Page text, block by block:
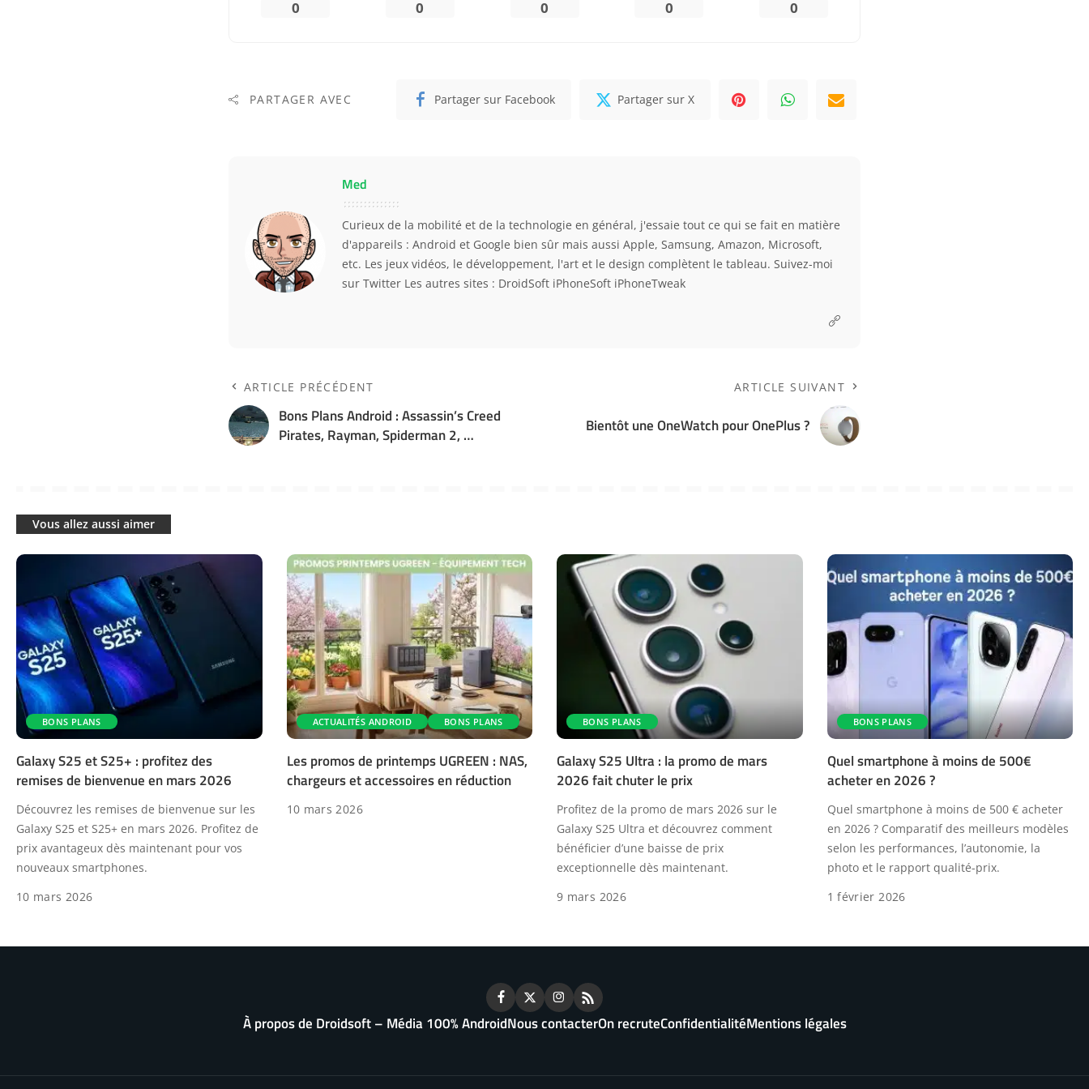
0 0 0 0 0
PARTAGER AVEC Partager sur Facebook Partager sur X
Med
Curieux de la mobilité et de la technologie en général, j'essaie tout ce qui se fait en matière
d'appareils : Android et Google bien sûr mais aussi Apple, Samsung, Amazon, Microsoft,
etc. Les jeux vidéos, le développement, l'art et le design complètent le tableau. Suivez-moi
sur Twitter Les autres sites : DroidSoft iPhoneSoft iPhoneTweak
ARTICLE PRÉCÉDENT
Bons Plans Android : Assassin’s Creed
Pirates, Rayman, Spiderman 2, …
ARTICLE SUIVANT
Bientôt une OneWatch pour OnePlus ?
Vous allez aussi aimer
BONS PLANS
Galaxy S25 et S25+ : profitez des
remises de bienvenue en mars 2026
Découvrez les remises de bienvenue sur les
Galaxy S25 et S25+ en mars 2026. Profitez de
prix avantageux dès maintenant pour vos
nouveaux smartphones.
10 mars 2026
ACTUALITÉS ANDROID BONS PLANS
Les promos de printemps UGREEN : NAS,
chargeurs et accessoires en réduction
10 mars 2026
BONS PLANS
Galaxy S25 Ultra : la promo de mars
2026 fait chuter le prix
Profitez de la promo de mars 2026 sur le
Galaxy S25 Ultra et découvrez comment
bénéficier d’une baisse de prix
exceptionnelle dès maintenant.
9 mars 2026
BONS PLANS
Quel smartphone à moins de 500€
acheter en 2026 ?
Quel smartphone à moins de 500 € acheter
en 2026 ? Comparatif des meilleurs modèles
selon les performances, l’autonomie, la
photo et le rapport qualité-prix.
1 février 2026
À propos de Droidsoft – Média 100% AndroidNous contacterOn recruteConfidentialitéMentions légales